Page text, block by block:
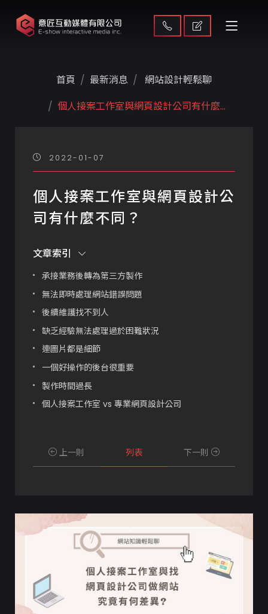
首頁 最新消息
網站設計輕鬆聊
個人接案工作室與網頁設計公司有什麼...
2022-01-07
個人接案工作室與網頁設計公
司有什麼不同？
文章索引
承接業務後轉為第三方製作
無法即時處理網站錯誤問題
後續維護找不到人
缺乏經驗無法處理過於困難狀況
連圖片都是細節
一個好操作的後台很重要
製作時間過長
個人接案工作室 vs 專業網頁設計公司
上一則 列表 下一則